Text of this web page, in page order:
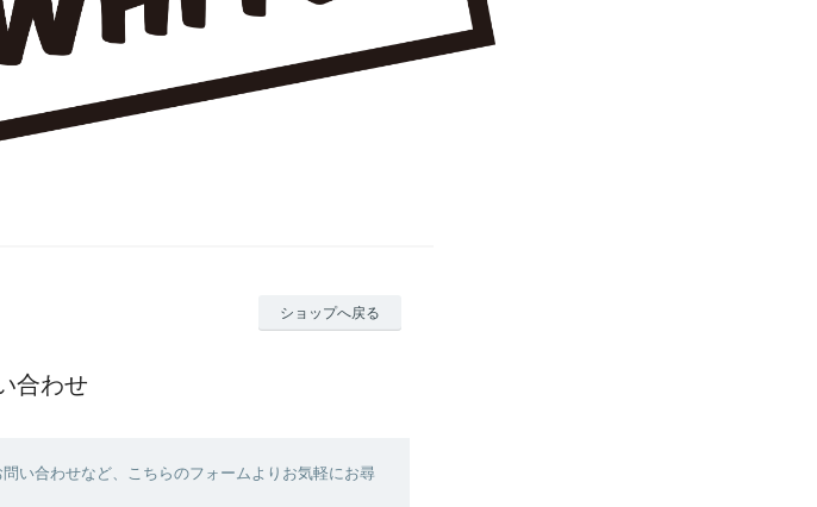
ショップへ戻る
合わせ
い合わせなど、こちらのフォームよりお気軽にお尋